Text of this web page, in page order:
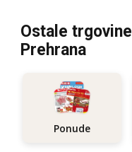
Ostale
Prehrana
Ponude